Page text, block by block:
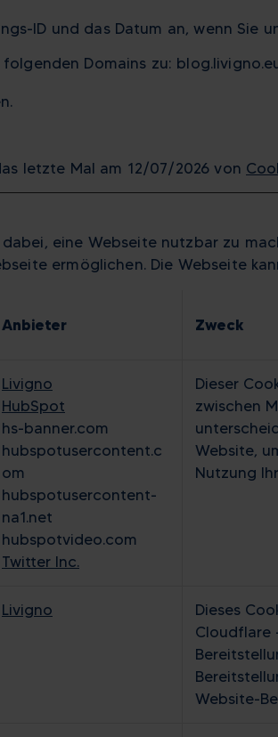
ID und das Datum an, wenn Sie
Domains zu:
letzte Mal am 12/07/2026 von
eine Webseite nutzbar zu
ermöglichen. Die Webseite
Anbieter Zweck
Livigno
HubSpot
hs-banner.com
hubspotusercontent.c
om
hubspotusercontent-
na1.net
hubspotvideo.com
Twitter Inc.
Dieser
zwischen
Website,
Nutzung
Livigno
Dieses
Cloudflare
Website-